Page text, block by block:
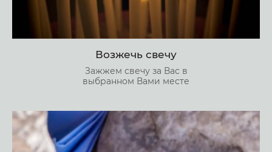
Возжечь свечу
Зажжем свечу за Вас в
выбранном Вами месте